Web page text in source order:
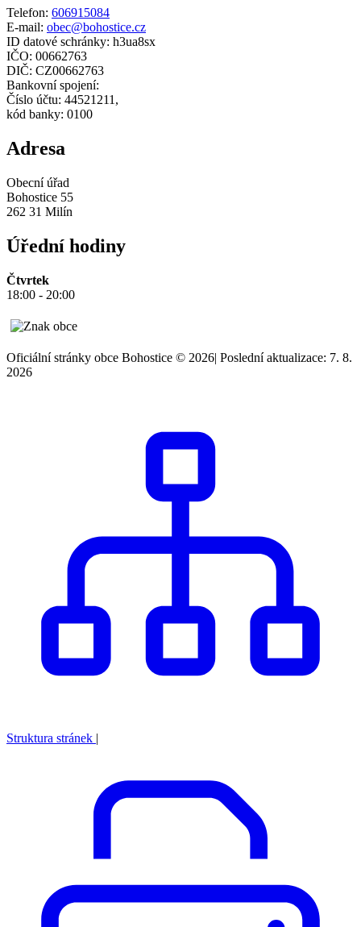
Telefon: 606915084
E-mail: obec@bohostice.cz
ID datové schránky: h3ua8sx
IČO: 00662763
DIČ: CZ00662763
Bankovní spojení:
Číslo účtu: 44521211,
kód banky: 0100
Adresa
Obecní úřad
Bohostice 55
262 31 Milín
Úřední hodiny
Čtvrtek
18:00 - 20:00
Oficiální stránky obce Bohostice © 2026| Poslední aktualizace: 7. 8.
2026
Struktura stránek |